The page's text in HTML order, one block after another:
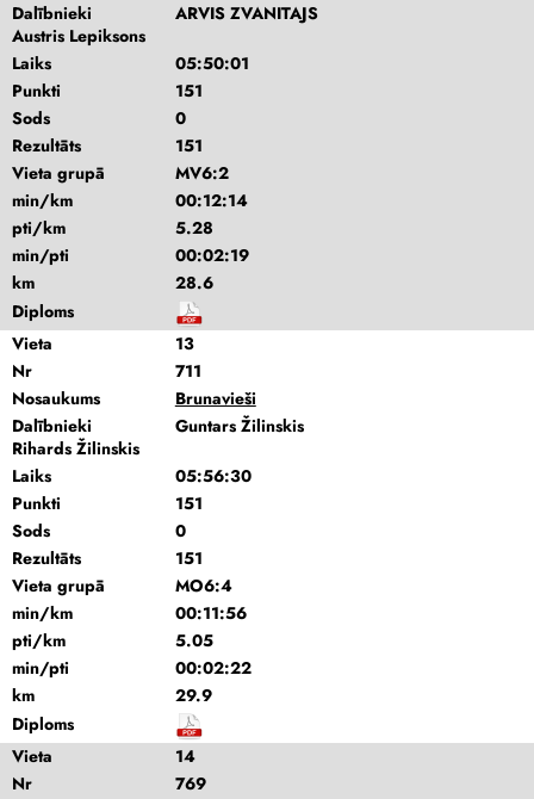
Dalībnieki
ARVIS ZVANITAJS
Austris Lepiksons
Laiks
05:50:01
Punkti
151
Sods
0
Rezultāts
151
Vieta grupā
MV6:2
min/km
00:12:14
pti/km
5.28
min/pti
00:02:19
km
28.6
Diploms
Vieta
13
Nr
711
Nosaukums
Brunavieši
Dalībnieki
Guntars Žilinskis
Rihards Žilinskis
Laiks
05:56:30
Punkti
151
Sods
0
Rezultāts
151
Vieta grupā
MO6:4
min/km
00:11:56
pti/km
5.05
min/pti
00:02:22
km
29.9
Diploms
Vieta
14
Nr
769